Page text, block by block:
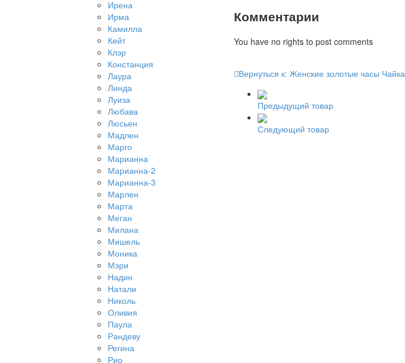
Ирена
Ирма
Камилла
Кейт
Клэр
Констанция
Лаура
Линда
Луиза
Любава
Люсьен
Мадлен
Марго
Марианна
Марианна-2
Марианна-3
Марлен
Марта
Меган
Милана
Мишель
Моника
Мэри
Надин
Натали
Николь
Оливия
Паула
Рандеву
Регина
Рио
Комментарии
You have no rights to post comments
Вернуться к: Женские золотые часы Чайка
Предыдущий товар
Следующий товар